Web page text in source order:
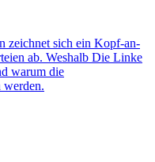
zeichnet sich ein Kopf-an-
ab. Weshalb Die Linke
warum die
werden.